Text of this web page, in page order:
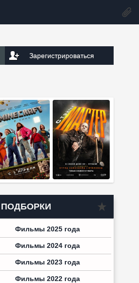
Зарегистрироваться
ПОДБОРКИ
Фильмы 2025 года
Фильмы 2024 года
Фильмы 2023 года
Фильмы 2022 года